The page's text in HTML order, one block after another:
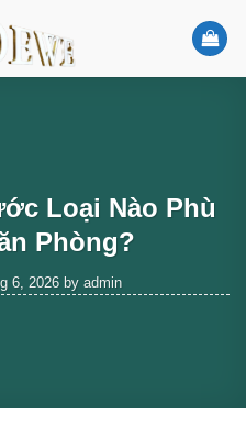
Loại Nào Phù
Phòng?
6, 2026by admin